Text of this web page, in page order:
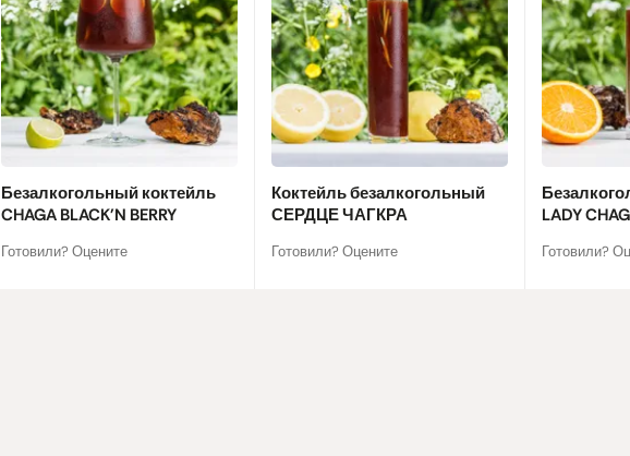
Безалкогольный коктейль
CHAGA BLACK'N BERRY
Готовили? Оцените
Коктейль безалкогольный
СЕРДЦЕ ЧАГКРА
Готовили? Оцените
LADY
Готовили?